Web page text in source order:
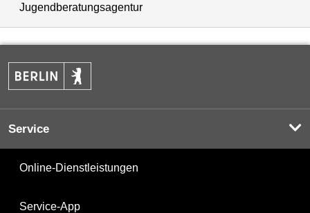
Jugendberatungsagentur
Service
Online-Dienstleistungen
Service-App